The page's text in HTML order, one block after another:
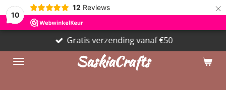
10
12 Reviews ×
SaskiaCrafts
Gratis verzending vanaf €50